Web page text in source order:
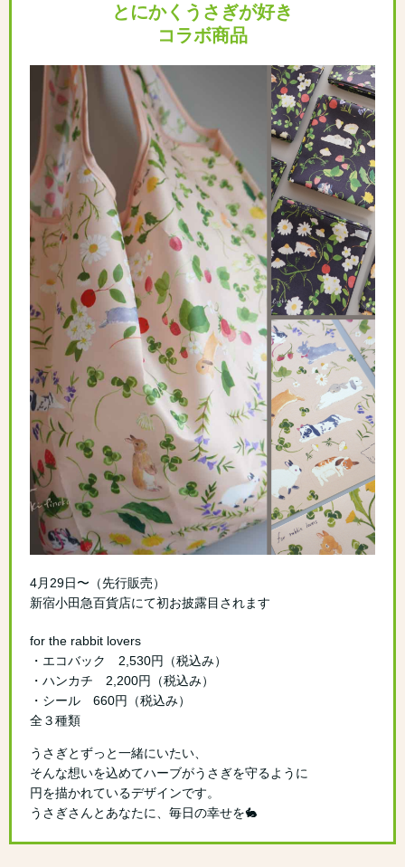
とにかくうさぎが好き
コラボ商品
4月29日〜（先行販売）
新宿小田急百貨店にて初お披露目されます
for the rabbit lovers
・エコバック 2,530円（税込み）
・ハンカチ 2,200円（税込み）
・シール 660円（税込み）
全３種類
うさぎとずっと一緒にいたい、
そんな想いを込めてハーブがうさぎを守るように
円を描かれているデザインです。
うさぎさんとあなたに、毎日の幸せを🐇